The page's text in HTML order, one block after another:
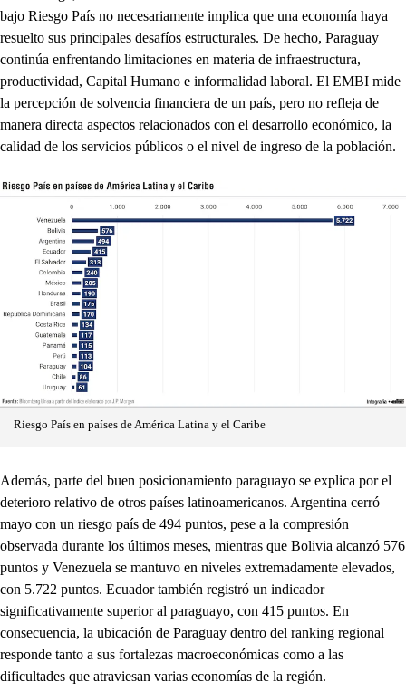
bajo Riesgo País no necesariamente implica que una economía haya
resuelto sus principales desafíos estructurales. De hecho, Paraguay
continúa enfrentando limitaciones en materia de infraestructura,
productividad, Capital Humano e informalidad laboral. El EMBI mide
la percepción de solvencia financiera de un país, pero no refleja de
manera directa aspectos relacionados con el desarrollo económico, la
calidad de los servicios públicos o el nivel de ingreso de la población.
Riesgo País en países de América Latina y el Caribe
Además, parte del buen posicionamiento paraguayo se explica por el
deterioro relativo de otros países latinoamericanos. Argentina cerró
mayo con un riesgo país de 494 puntos, pese a la compresión
observada durante los últimos meses, mientras que Bolivia alcanzó 576
puntos y Venezuela se mantuvo en niveles extremadamente elevados,
con 5.722 puntos. Ecuador también registró un indicador
significativamente superior al paraguayo, con 415 puntos. En
consecuencia, la ubicación de Paraguay dentro del ranking regional
responde tanto a sus fortalezas macroeconómicas como a las
dificultades que atraviesan varias economías de la región.